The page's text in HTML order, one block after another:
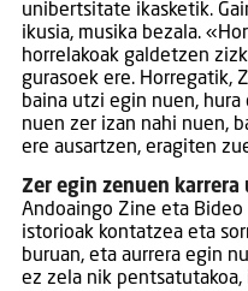
unibertsitate ikasketik.
ikusia, musika bezala.
horrelakoak galdetzen
gurasoek ere. Horregatik,
baina utzi egin nuen,
nuen zer izan nahi nuen,
ere ausartzen, eragiten
Zer egin zenuen karrera
Andoaingo Zine eta Bideo
istorioak kontatzea eta
buruan, eta aurrera egin
ez zela nik